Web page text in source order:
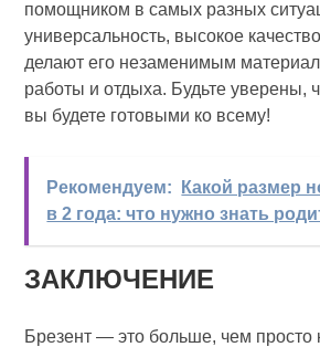
помощником в самых разных
универсальность, высокое
делают его незаменимым
работы и отдыха. Будьте уверены,
вы будете готовыми ко всему!
Рекомендуем:
Какой размер
в 2 года: что нужно знать
ЗАКЛЮЧЕНИЕ
Брезент — это больше, чем просто